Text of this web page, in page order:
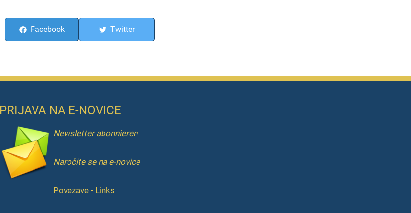
Facebook Twitter
PRIJAVA NA E-NOVICE
Newsletter abonnieren
Naročite se na e-novice
Povezave - Links